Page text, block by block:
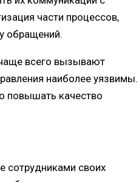
части процессов,
обращений.
всего вызывают
наиболее уязвимы.
повышать качество
сотрудниками своих